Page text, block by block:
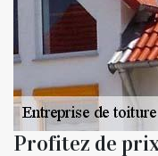
Profitez de